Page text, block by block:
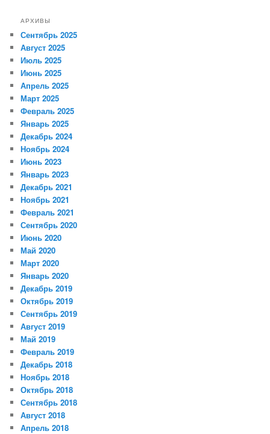
АРХИВЫ
Сентябрь 2025
Август 2025
Июль 2025
Июнь 2025
Апрель 2025
Март 2025
Февраль 2025
Январь 2025
Декабрь 2024
Ноябрь 2024
Июнь 2023
Январь 2023
Декабрь 2021
Ноябрь 2021
Февраль 2021
Сентябрь 2020
Июнь 2020
Май 2020
Март 2020
Январь 2020
Декабрь 2019
Октябрь 2019
Сентябрь 2019
Август 2019
Май 2019
Февраль 2019
Декабрь 2018
Ноябрь 2018
Октябрь 2018
Сентябрь 2018
Август 2018
Апрель 2018